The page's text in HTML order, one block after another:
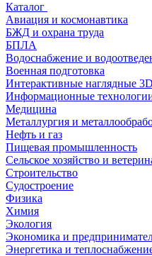
Каталог
Авиация и космонавтика
БЖД и охрана труда
БПЛА
Водоснабжение и
Военная подготовка
Интерактивные наглядные
Информационные
Медицина
Металлургия и
Нефть и газ
Пищевая промышленность
Сельское хозяйство и
Строительство
Судостроение
Физика
Химия
Экология
Экономика и
Энергетика и